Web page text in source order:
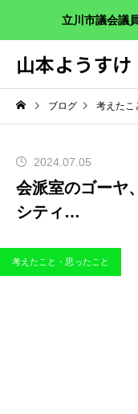
立川市議会議
山本ようすけ
ブログ 考えたこ
2024.07.05
会派室のゴーヤ
シティ…
考えたこと・思ったこと